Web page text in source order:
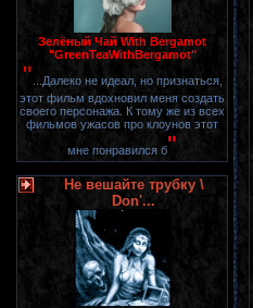
Зелёный Чай With Bergamot
"GreenTeaWithBergamot"
" ...Далеко не идеал, но признаться,
этот фильм вдохновил меня создать
своего персонажа. К тому же из всех
фильмов ужасов про клоунов этот
мне понравился б"
Не вешайте трубку \
Don'...